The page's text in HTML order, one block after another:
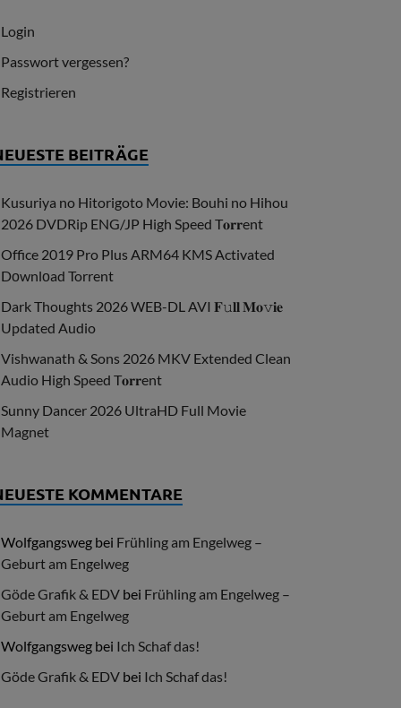
Login
Passwort vergessen?
Registrieren
BEITRÄGE
Kusuriya no Hitorigoto Movie: Bouhi no Hihou
2026 DVDRip ENG/JP High Speed T𝐨𝐫𝐫ent
Office 2019 Pro Plus ARM64 KMS Activated
Dоwnlоad Torrent
Dark Thoughts 2026 WEB-DL AVI 𝐅𝚞𝐥𝐥 𝐌𝐨𝚟𝐢𝐞
Updated Audio
Vishwanath & Sons 2026 MKV Extended Clean
Audio High Speed T𝐨𝐫𝐫ent
Sunny Dancer 2026 UltraHD Full Movie
Magnet
KOMMENTARE
Wolfgangsweg bei Frühling am Engelweg –
Geburt am Engelweg
Göde Grafik & EDV bei Frühling am Engelweg –
Geburt am Engelweg
Wolfgangsweg bei Ich Schaf das!
Göde Grafik & EDV bei Ich Schaf das!